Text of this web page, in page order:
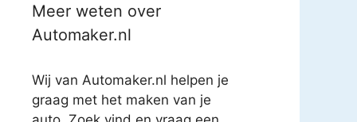
Meer weten over
Automaker.nl
Wij van Automaker.nl helpen je
graag met het maken van je